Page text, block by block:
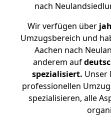
nach
Wir verfügen über
Umzugsbereich und
Aachen nach
anderem auf
spezialisiert. Unser
professionellen
spezialisieren, alle